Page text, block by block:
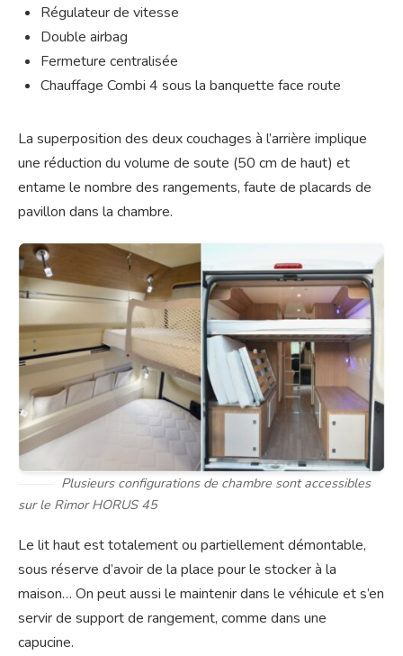
Régulateur de vitesse
Double airbag
Fermeture centralisée
Chauffage Combi 4 sous la banquette face route
La superposition des deux couchages à l’arrière implique
une réduction du volume de soute (50 cm de haut) et
entame le nombre des rangements, faute de placards de
pavillon dans la chambre.
Plusieurs configurations de chambre sont accessibles
sur le Rimor HORUS 45
Le lit haut est totalement ou partiellement démontable,
sous réserve d’avoir de la place pour le stocker à la
maison… On peut aussi le maintenir dans le véhicule et s’en
servir de support de rangement, comme dans une
capucine.